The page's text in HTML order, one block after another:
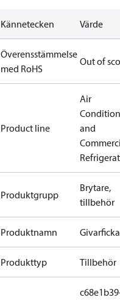
Kännetecken Värde
Överensstämmelse
med RoHS
Out of
Product line
Air
and
Produktgrupp
Brytare,
tillbehör
Produktnamn Givarficka
Produkttyp Tillbehör